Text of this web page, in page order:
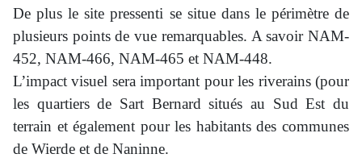
De plus le site pressenti se situe dans le périmètre de
plusieurs points de vue remarquables. A savoir NAM-
452, NAM-466, NAM-465 et NAM-448.
L’impact visuel sera important pour les riverains (pour
les quartiers de Sart Bernard situés au Sud Est du
terrain et également pour les habitants des communes
de Wierde et de Naninne.